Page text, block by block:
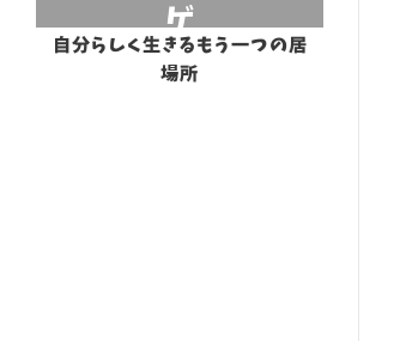
ゲ
自分らしく生きるもう一つの居
場所